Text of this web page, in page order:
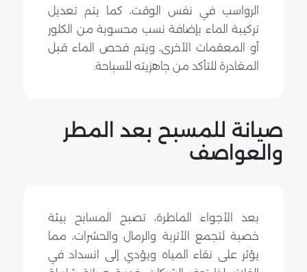
الرواسب في نفس الوقت، كما يتم تعديل
تركيبة الماء بإضافة نسب محسوبة من الكلور
أو المعقمات الأخرى، ويتم فحص الماء قبل
المغادرة للتأكد من جاهزيته للسباحة.
صيانة للمسبح بعد المطر
والعواصف
بعد الأجواء الماطرة، تصبح المسابح بيئة
خصبة لتجمع الأتربة والرمال والحشرات، مما
يؤثر على نقاء المياه ويؤدي إلى انسداد في